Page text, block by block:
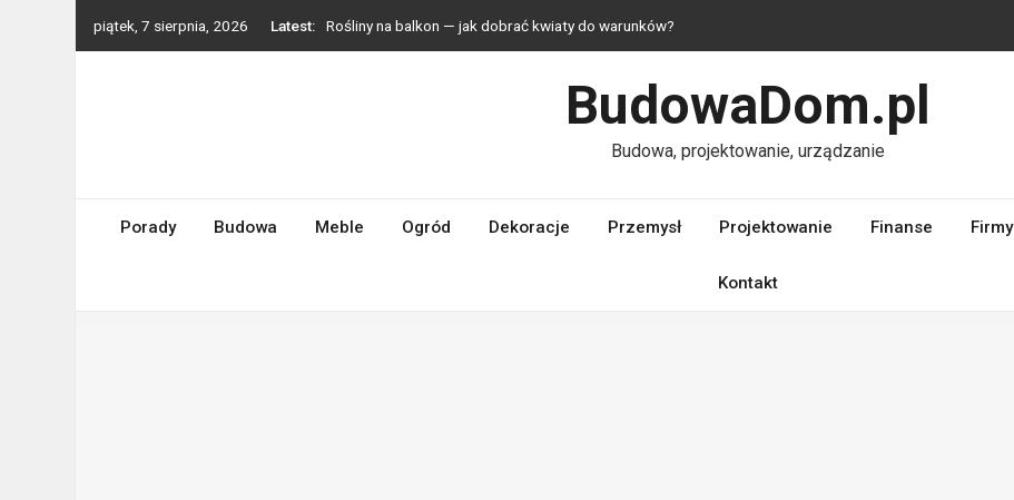
piątek, 7 sierpnia, 2026 Latest:
Styl boho we wnętrzach — jak urządzić mieszkanie z duszą?
Zmywarka do małej kuchni — komfort nawet na niewielkim metrażu
Turbosprężarki Holset – dlaczego ich jakość ma kluczowe znaczenie dla wydajności silnika?
BudowaDom.pl
Budowa, projektowanie, urządzanie
Porady Budowa Meble Ogród Dekoracje Przemysł Projektowanie Finanse Firmy
Kontakt